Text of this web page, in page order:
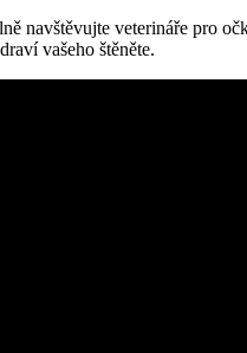
navštěvujte veterináře pro
vašeho štěněte.